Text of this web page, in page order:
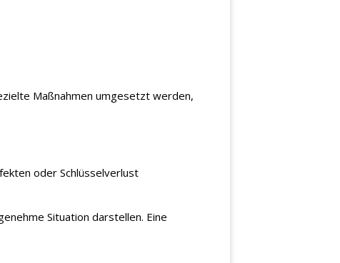
Maßnahmen umgesetzt werden,
oder Schlüsselverlust
Situation darstellen. Eine